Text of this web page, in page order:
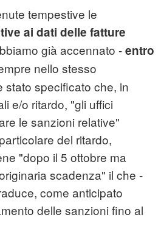
tempestive le
ai dati delle fatture
già accennato -entro
nello stesso
stato specificato che, in
e/o ritardo, "gli uffici
le sanzioni relative"
del ritardo,
"dopo il 5 ottobre ma
scadenza" il che -
come anticipato
delle sanzioni fino al